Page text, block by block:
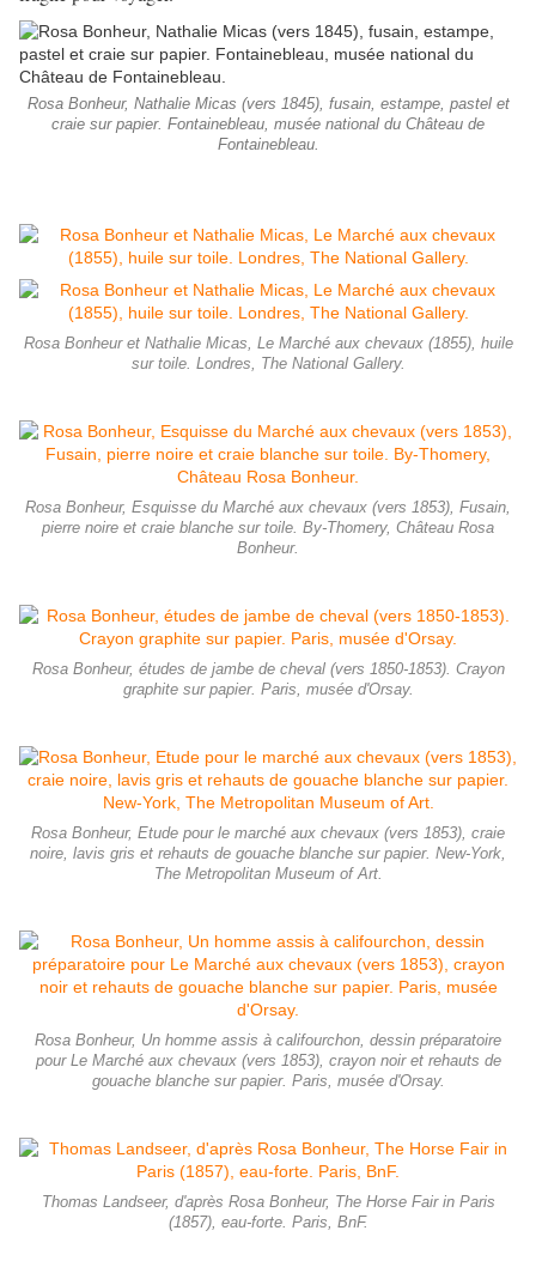
Rosa Bonheur, Nathalie Micas (vers 1845), fusain, estampe, pastel et
craie sur papier. Fontainebleau, musée national du Château de
Fontainebleau.
Rosa Bonheur et Nathalie Micas, Le Marché aux chevaux (1855), huile
sur toile. Londres, The National Gallery.
Rosa Bonheur, Esquisse du Marché aux chevaux (vers 1853), Fusain,
pierre noire et craie blanche sur toile. By-Thomery, Château Rosa
Bonheur.
Rosa Bonheur, études de jambe de cheval (vers 1850-1853). Crayon
graphite sur papier. Paris, musée d'Orsay.
Rosa Bonheur, Etude pour le marché aux chevaux (vers 1853), craie
noire, lavis gris et rehauts de gouache blanche sur papier. New-York,
The Metropolitan Museum of Art.
Rosa Bonheur, Un homme assis à califourchon, dessin préparatoire
pour Le Marché aux chevaux (vers 1853), crayon noir et rehauts de
gouache blanche sur papier. Paris, musée d'Orsay.
Thomas Landseer, d'après Rosa Bonheur, The Horse Fair in Paris
(1857), eau-forte. Paris, BnF.